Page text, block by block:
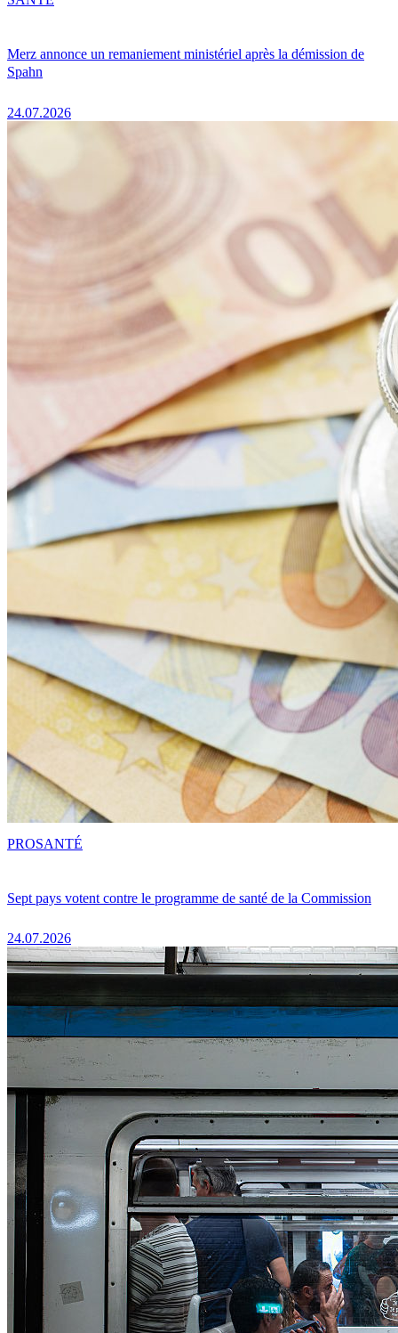
Merz annonce un remaniement ministériel après la démission de
Spahn
24.07.2026
Sept pays votent contre le programme de santé de la Commission
24.07.2026
PROSANTÉ